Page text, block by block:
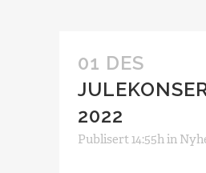
01 DES
2022
Publisert 14:55hin